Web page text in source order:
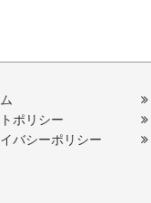
ポリシー
バシーポリシー